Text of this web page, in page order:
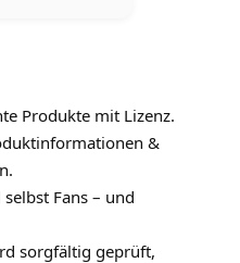
Produkte mit Lizenz.
&
Fans – und
sorgfältig geprüft,